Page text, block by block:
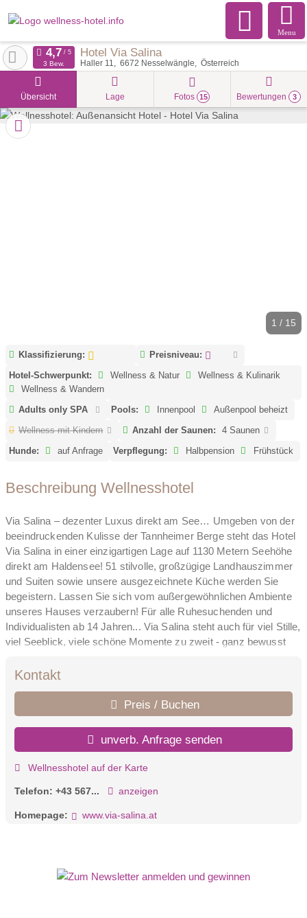
Menu
Hotel Via Salina
Haller 11 6672 Nesselwängle Österreich
3 Bew.
Übersicht Lage Fotos 15 Bewertungen 3
1 / 15
Klassifizierung:
Preisniveau:
Hotel-Schwerpunkt:
Wellness & Natur
Wellness & Kulinarik
Wellness & Wandern
Adults only SPA
Pools: Innenpool
Außenpool beheizt
Wellness mit Kindern
Anzahl der Saunen:
4 Saunen
Hunde:
auf Anfrage Verpflegung: Halbpension Frühstück
Beschreibung Wellnesshotel
Via Salina – dezenter Luxus direkt am See… Umgeben von der
beeindruckenden Kulisse der Tannheimer Berge steht das Hotel
Via Salina in einer einzigartigen Lage auf 1130 Metern Seehöhe
direkt am Haldensee! 51 stilvolle, großzügige Landhauszimmer
und Suiten sowie unsere ausgezeichnete Küche werden Sie
begeistern. Lassen Sie sich vom außergewöhnlichen Ambiente
unseres Hauses verzaubern! Für alle Ruhesuchenden und
Individualisten ab 14 Jahren... Via Salina steht auch für viel Stille,
viel Seeblick, viele schöne Momente zu zweit - ganz bewusst
Salina einen Rückzugsort vom Stress des Alltags, an dem
frisch verliebt sind, sich eine Auszeit ganz für sich selbst gönnen
oder neue Energie für Ihren Familienalltag schöpfen wollen - wir
bieten Ihnen den passenden Rahmen dafür. Von der Kulinarik bis
zum Wellnessbereich ist alles auf die Wünsche unserer
erwachsenen Gäste ausgerichtet.
Kontakt
Preis / Buchen
unverb. Anfrage senden
Wellnesshotel auf der Karte
Telefon: +43 567... anzeigen
Homepage: www.via-salina.at